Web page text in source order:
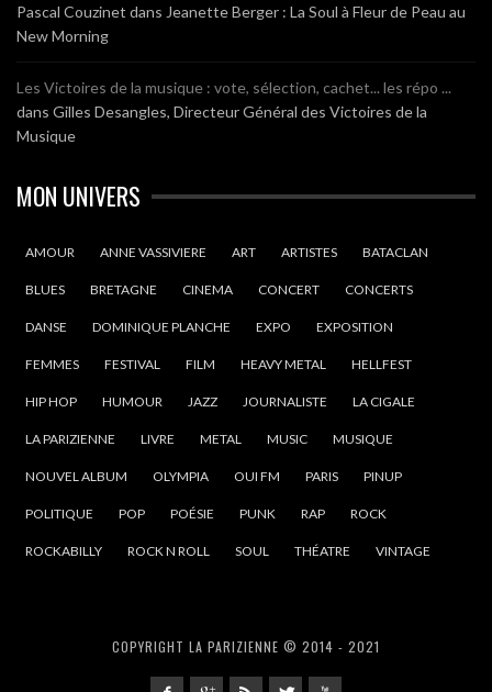
Pascal Couzinet dans Jeanette Berger : La Soul à Fleur de Peau au
New Morning
Les Victoires de la musique : vote, sélection, cachet... les répo ...
dans Gilles Desangles, Directeur Général des Victoires de la
Musique
MON UNIVERS
AMOUR ANNE VASSIVIERE ART ARTISTES BATACLAN
BLUES BRETAGNE CINEMA CONCERT CONCERTS
DANSE DOMINIQUE PLANCHE EXPO EXPOSITION
FEMMES FESTIVAL FILM HEAVY METAL HELLFEST
HIP HOP HUMOUR JAZZ JOURNALISTE LA CIGALE
LA PARIZIENNE LIVRE METAL MUSIC MUSIQUE
NOUVEL ALBUM OLYMPIA OUI FM PARIS PINUP
POLITIQUE POP POÉSIE PUNK RAP ROCK
ROCKABILLY ROCK N ROLL SOUL THÉATRE VINTAGE
COPYRIGHT LA PARIZIENNE © 2014 - 2021